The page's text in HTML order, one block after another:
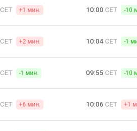
CET +1 мин. 10:00 CET -10
CET +2 мин. 10:04 CET -1
CET -1 мин. 09:55 CET -10
CET +6 мин. 10:06 CET +1